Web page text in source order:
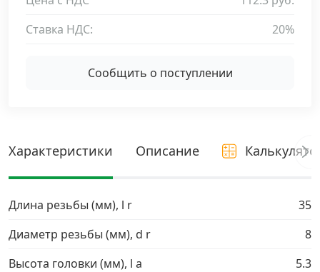
Хомуты и шуруп-шпильки
Грузовой крепеж
Ставка НДС:
20%
Сообщить о поступлении
Характеристики Описание
Длина резьбы (мм), l r
35
Диаметр резьбы (мм), d r
8
Высота головки (мм), l a
5.3